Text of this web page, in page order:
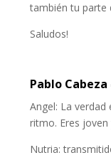
también tu parte
Saludos!
Pablo Cabeza
Angel: La
ritmo. Eres
Nutria: